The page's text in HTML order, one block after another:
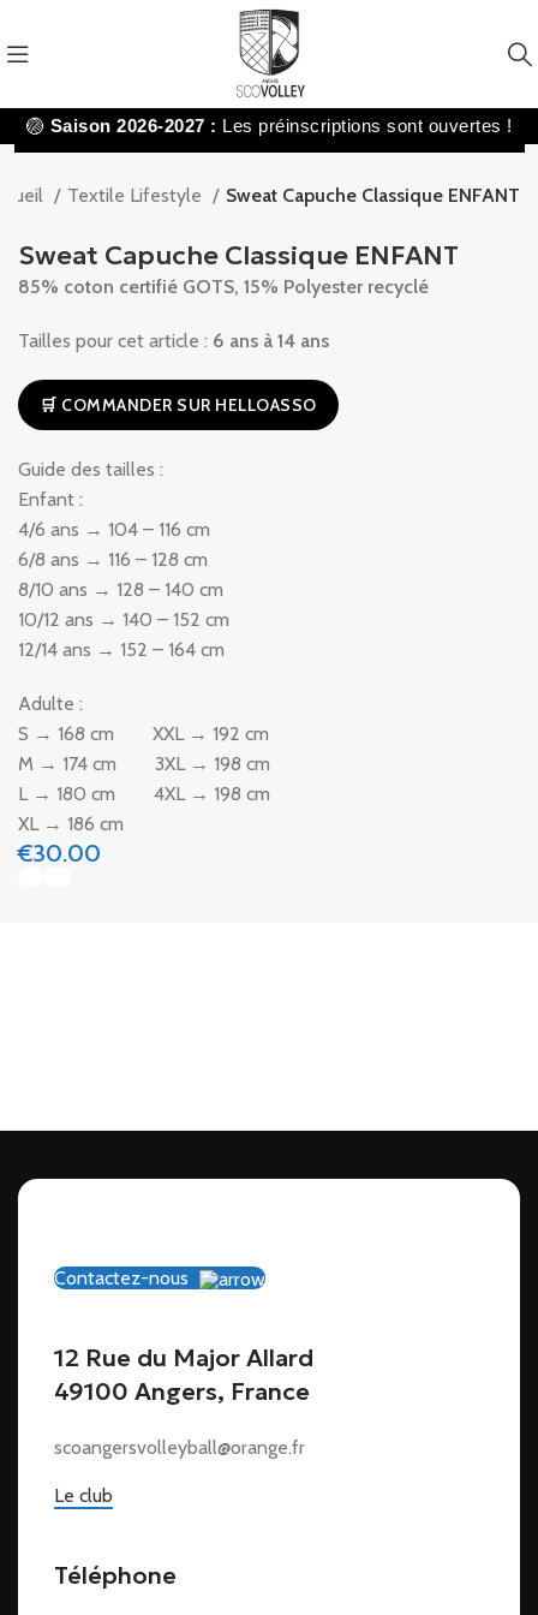
🏐 Saison 2026-2027 : Les préinscriptions sont ouvertes !
Textile Lifestyle Sweat Capuche Classique ENFANT
Sweat Capuche Classique ENFANT
85% coton certifié GOTS, 15% Polyester recyclé
Tailles pour cet article : 6 ans à 14 ans
🛒 COMMANDER SUR HELLOASSO
Guide des tailles :
Enfant :
4/6 ans → 104 – 116 cm
6/8 ans → 116 – 128 cm
8/10 ans → 128 – 140 cm
10/12 ans → 140 – 152 cm
12/14 ans → 152 – 164 cm
Adulte :
S → 168 cm XXL → 192 cm
M → 174 cm 3XL → 198 cm
L → 180 cm 4XL → 198 cm
XL → 186 cm
€30.00
Contactez-nous
12 Rue du Major Allard
49100 Angers, France
scoangersvolleyball@orange.fr
Le club
Téléphone